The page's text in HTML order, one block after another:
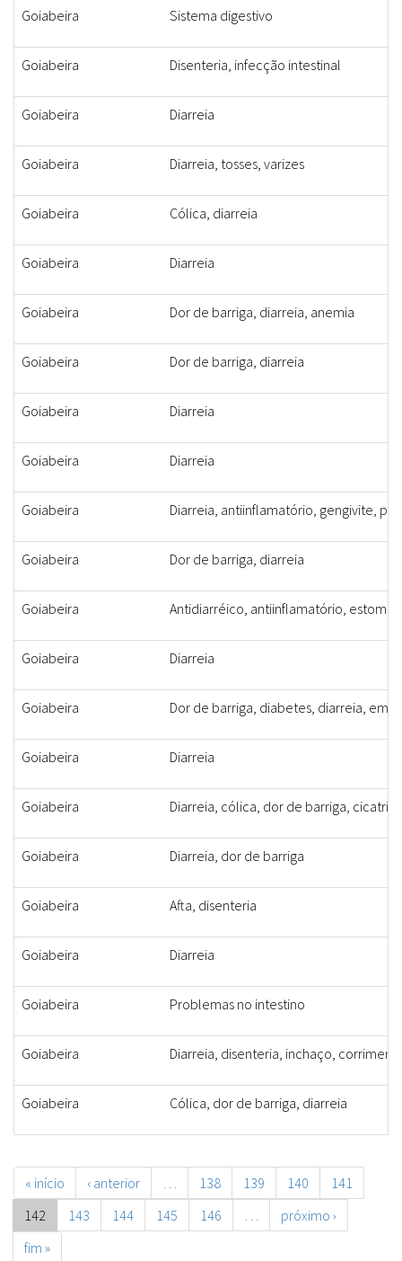
Goiabeira Sistema digestivo
Goiabeira Disenteria, infecção intestinal
Goiabeira Diarreia
Goiabeira Diarreia, tosses, varizes
Goiabeira Cólica, diarreia
Goiabeira Diarreia
Goiabeira Dor de barriga, diarreia, anemia
Goiabeira Dor de barriga, diarreia
Goiabeira Diarreia
Goiabeira Diarreia
Goiabeira Diarreia, antiinflamatório, gengivite,
Goiabeira Dor de barriga, diarreia
Goiabeira Antidiarréico, antiinflamatório,
Goiabeira Diarreia
Goiabeira Dor de barriga, diabetes, diarreia,
Goiabeira Diarreia
Goiabeira Diarreia, cólica, dor de barriga,
Goiabeira Diarreia, dor de barriga
Goiabeira Afta, disenteria
Goiabeira Diarreia
Goiabeira Problemas no intestino
Goiabeira Diarreia, disenteria, inchaço,
Goiabeira Cólica, dor de barriga, diarreia
« início ‹ anterior … 138 139 140
141
142
143 144 145 146 …
próximo ›
fim »